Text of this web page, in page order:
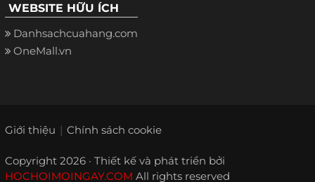
WEBSITE HỮU ÍCH
Danhsachcuahang.com
OneMall.vn
Giới thiệu Chính sách cookie
Copyright 2026 · Thiết kế và phát triển bởi
HOCHOIMOINGAY.COM All rights reserved